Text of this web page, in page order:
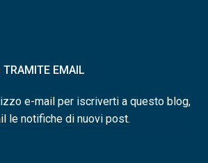
TRAMITE EMAIL
e-mail per iscriverti a questo blog,
le notifiche di nuovi post.